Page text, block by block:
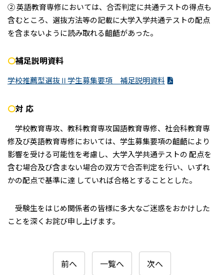
② 英語教育専修においては、合否判定に共通テストの得点も
含むところ、選抜方法等の記載に大学入学共通テストの配点
を含まないように読み取れる齟齬があった。
〇補足説明資料
学校推薦型選抜Ⅱ学生募集要項 補足説明資料
〇対 応
学校教育専攻、教科教育専攻国語教育専修、社会科教育専
修及び英語教育専修においては、学生募集要項の齟齬により
影響を受ける可能性を考慮し、大学入学共通テストの 配点を
含む場合及び含まない場合の双方で合否判定を行い、いずれ
かの配点で基準に達 していれば合格とすることとした。
受験生をはじめ関係者の皆様に多大なご迷惑をおかけした
ことを深くお詫び申し上げます。
前へ 一覧へ 次へ